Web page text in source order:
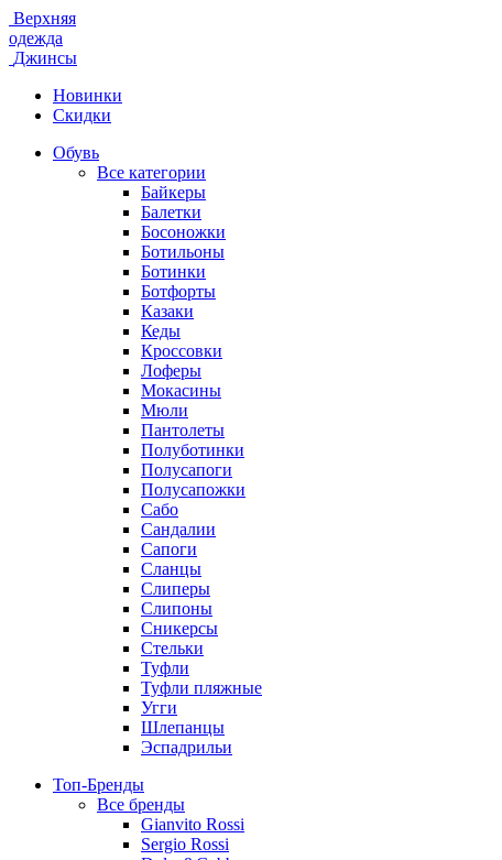
Верхняя
одежда
Джинсы
Новинки
Скидки
Обувь
Все категории
Байкеры
Балетки
Босоножки
Ботильоны
Ботинки
Ботфорты
Казаки
Кеды
Кроссовки
Лоферы
Мокасины
Мюли
Пантолеты
Полуботинки
Полусапоги
Полусапожки
Сабо
Сандалии
Сапоги
Сланцы
Слиперы
Слипоны
Сникерсы
Стельки
Туфли
Туфли пляжные
Угги
Шлепанцы
Эспадрильи
Топ-Бренды
Все бренды
Gianvito Rossi
Sergio Rossi